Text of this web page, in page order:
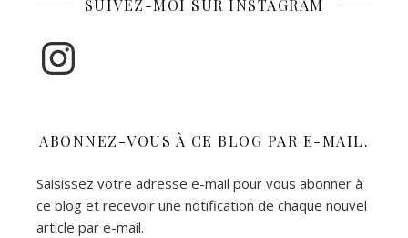
SUIVEZ-MOI SUR INSTAGRAM
Instagram
ABONNEZ-VOUS À CE BLOG PAR E-MAIL.
Saisissez votre adresse e-mail pour vous abonner à
ce blog et recevoir une notification de chaque nouvel
article par e-mail.